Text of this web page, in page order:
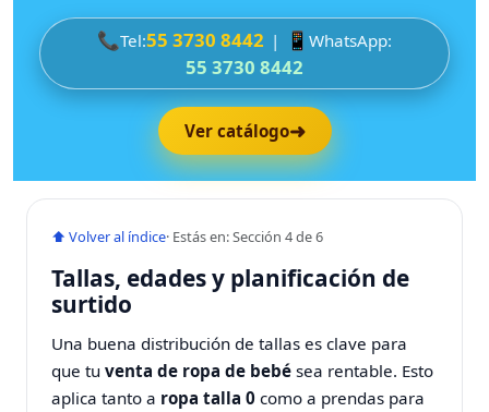
📞Tel:55 3730 8442 | 📱 WhatsApp:
55 3730 8442
Ver catálogo➜
⬆ Volver al índice· Estás en: Sección 4 de 6
Tallas, edades y planificación de
surtido
Una buena distribución de tallas es clave para
que tuventa de ropa de bebé sea rentable. Esto
aplica tanto a ropa talla 0 como a prendas para